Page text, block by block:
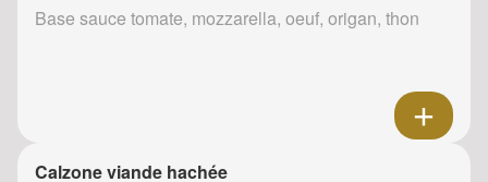
Base sauce tomate, mozzarella, oeuf, origan, thon
Calzone viande hachée